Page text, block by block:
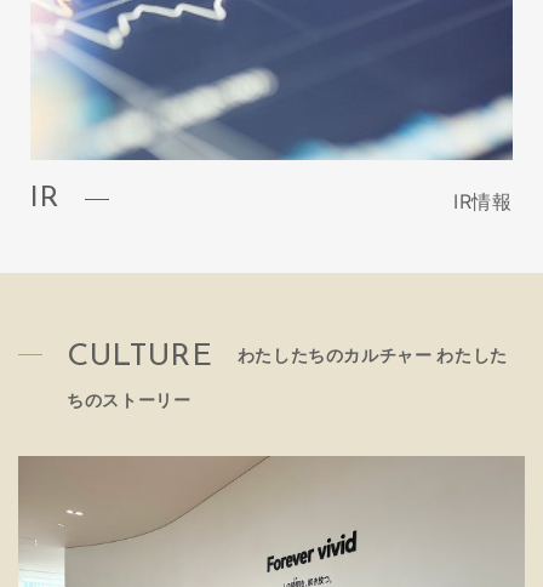
IR IR情報
CULTURE わたしたちのカルチャー わたした
ちのストーリー